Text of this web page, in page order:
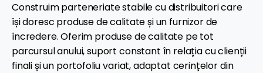
Construim parteneriate stabile cu distribuitori care
își doresc produse de calitate și un furnizor de
încredere. Oferim produse de calitate pe tot
parcursul anului, suport constant în relația cu clienții
finali și un portofoliu variat, adaptat cerințelor din